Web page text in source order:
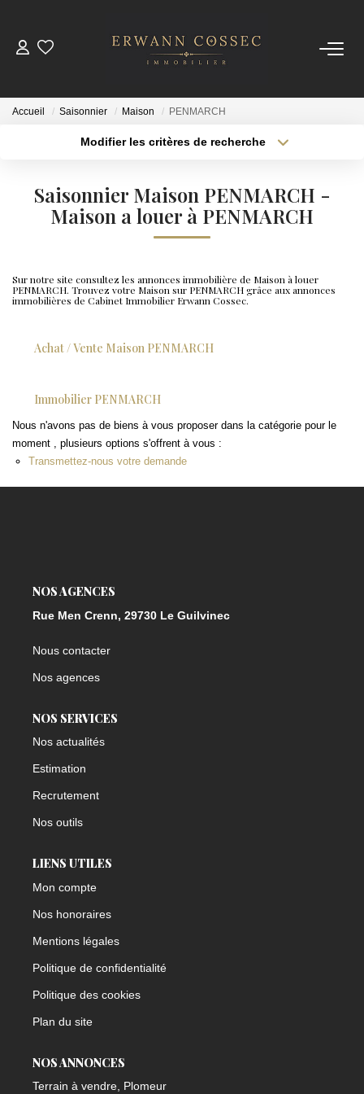
NOTRE AGENCE
Nos Actualités
CONTACT
Accueil Saisonnier Maison PENMARCH
Modifier les critères de recherche
Sélectionnez...
Type de bien
Surface min
Créer une alerte
Saisonnier Maison PENMARCH -
Maison a louer à PENMARCH
Sur notre site consultez les annonces immobilière de Maison à louer
PENMARCH. Trouvez votre Maison sur PENMARCH grâce aux annonces
immobilières de Cabinet Immobilier Erwann Cossec.
Achat / Vente Maison PENMARCH
Immobilier PENMARCH
Nous n'avons pas de biens à vous proposer dans la catégorie pour le
moment , plusieurs options s'offrent à vous :
Transmettez-nous votre demande
NOS AGENCES
Rue Men Crenn, 29730 Le Guilvinec
Nous contacter
Nos agences
NOS SERVICES
Nos actualités
Estimation
Recrutement
Nos outils
LIENS UTILES
Mon compte
Nos honoraires
Mentions légales
Politique de confidentialité
Politique des cookies
Plan du site
NOS ANNONCES
Terrain à vendre, Plomeur